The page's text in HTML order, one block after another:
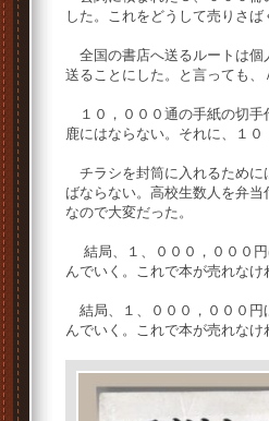
した。これをどうして売りさ
全国の書店へ送るルートは個
送ることにした。と言っても
１０，０００通の手紙の切手
鹿にはならない。それに、１
チラシを封筒に入れるために
ばならない。高校生数人を弁
なので大変だった。
結局、１、０００，０００円
んでいく。これで本が売れな
結局、１、０００，０００円
んでいく。これで本が売れな